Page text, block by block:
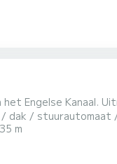
8 personen / 3 hutten / 2
/ stuurautomaat
/ acculader /
m